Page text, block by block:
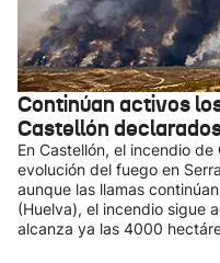
Continúan activos
Castellón
En Castellón, el incendio
evolución del fuego en
aunque las llamas
(Huelva), el incendio sigue
alcanza ya las 4000